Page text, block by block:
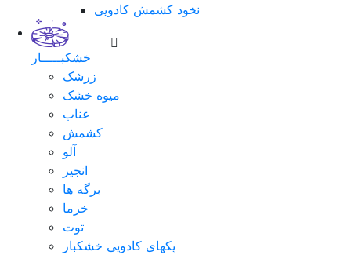
نخود کشمش کادویی
خشکبـــــار
زرشک
میوه خشک
عناب
کشمش
آلو
انجیر
برگه ها
خرما
توت
پکهای کادویی خشکبار